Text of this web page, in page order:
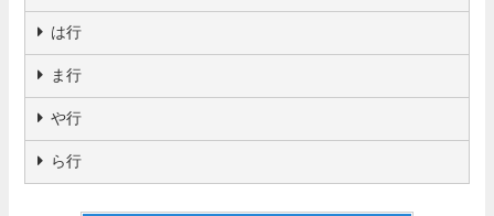
は行
ま行
や行
ら行